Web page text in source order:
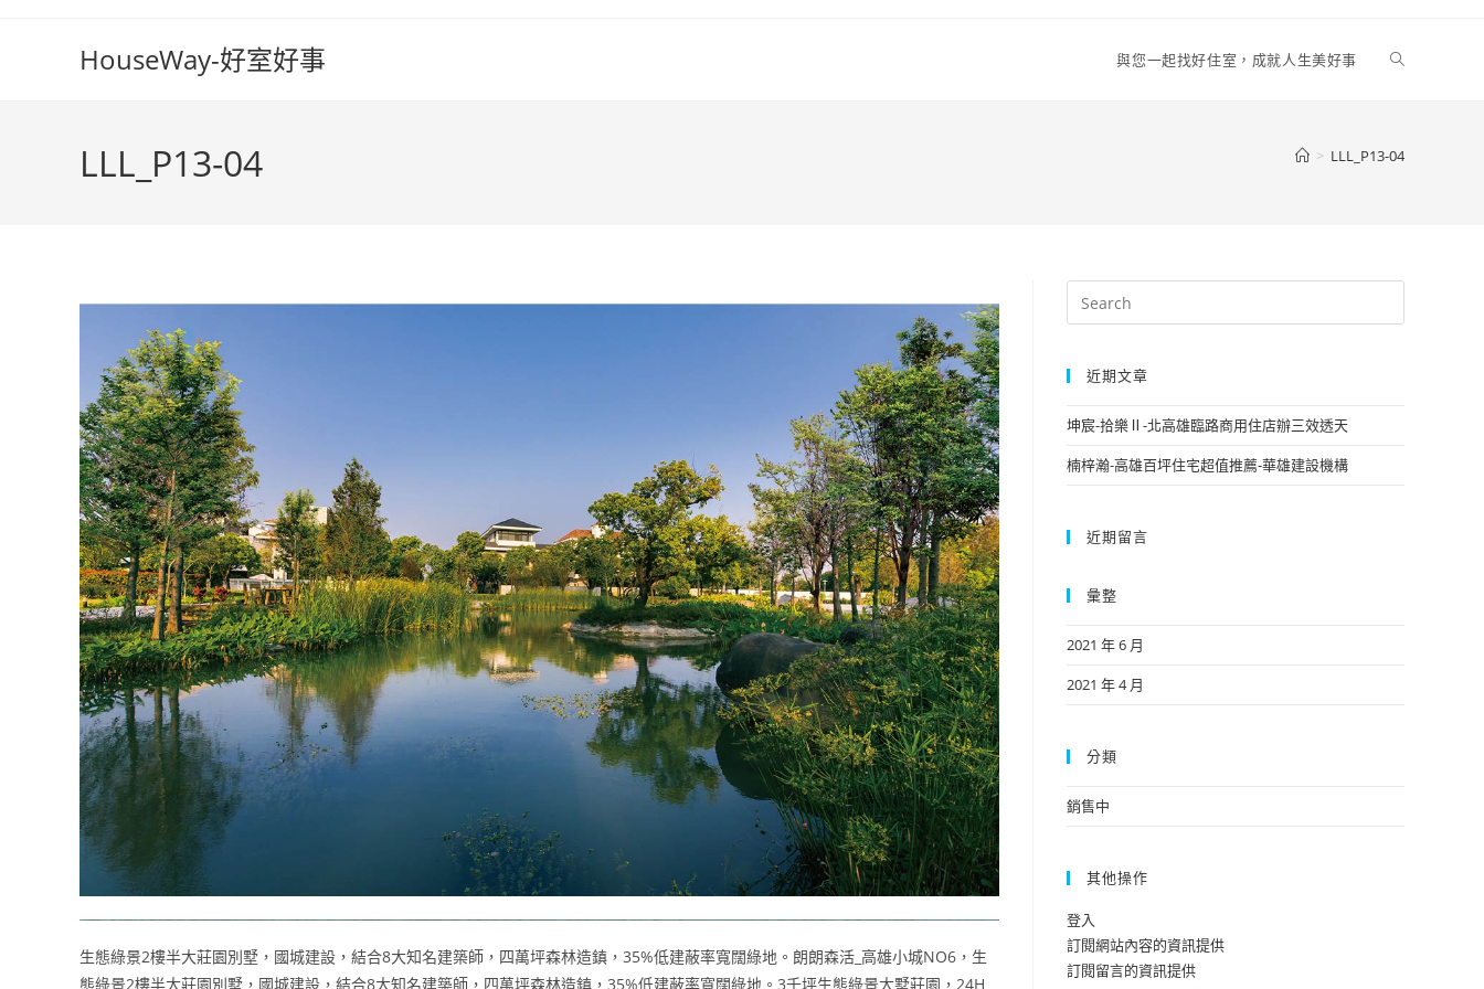
HouseWay-好室好事 與您一起找好住室，成就人生美好事 Toggle
LLL_P13-04 > LLL_P13-04
生態綠景2樓半大莊園別墅，國城建設，結合8大知名建築師，四萬坪森林造鎮，35%低建蔽率寬闊綠地。朗朗森活_高雄小城NO6，生
態綠景2樓半大莊園別墅，國城建設，結合8大知名建築師，四萬坪森林造鎮，35%低建蔽率寬闊綠地。3千坪生態綠景大墅莊園，24H
近期文章
坤宸-拾樂Ⅱ-北高雄臨路商用住店辦三效透天
楠梓瀚-高雄百坪住宅超值推薦-華雄建設機構
近期留言
彙整
2021 年 6 月
2021 年 4 月
分類
銷售中
其他操作
登入
訂閱網站內容的資訊提供
訂閱留言的資訊提供